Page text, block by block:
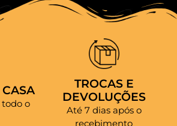
o
TROCAS E
DEVOLUÇÕES
Até 7 dias após o
recebimento